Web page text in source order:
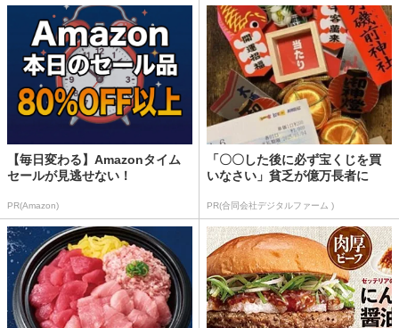
【毎日変わる】Amazonタイム
セールが見逃せない！
PR(Amazon)
「〇〇した後に必ず宝くじを買
いなさい」貧乏が億万長者に
PR(合同会社デジタルファーム )